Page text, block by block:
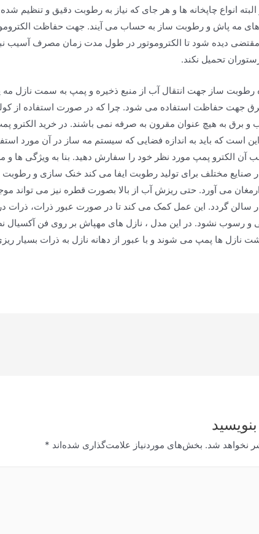
انواع چاپخانه ها و هر جای که نیاز به رطوبت دقیق و تنظیم
مه پاش و رطوبت ساز به حساب می آیند. جهت حفاظت
مقتضی دیده شود تا الکتروموتور در طول مدت زمان مصرف آسیب
تحمیل نکند.
رطوبت ساز جهت انتقال آب از منبع ذخیره و پمپ به سمت نازل
برق جهت حفاظت استفاده می شود. چرا که در صورت استفاده از
و برق به هیچ عنوان مقرون به صرفه نمی باشند. در خرید الکترو
است که باید به اندازه فضایی که سیستم مه ساز در آن مورد
آن الکترو پمپ مورد نظر خود را سفارش دهید. بنا به ویژگی ها
صنایع مختلف برای تولید رطوبت ایفا می کند خنک سازی و
می آورد. حتی ریزش آب از بالا بصورت قطره نیز می تواند
سالن گردد. این عمل کمک می کند تا در صورت عبور ذرات، ذرات
و رسوب نشود. در این مدل ، نازل های مهپاش بر روی فن
نازل ها پمپ می شوند و با عبور از دهانه نازل به ذرات بسیار
نخواهد شد. بخش‌های موردنیاز علامت‌گذاری شده‌اند *